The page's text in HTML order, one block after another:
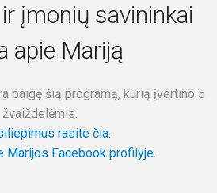
įmonių savininkai
apie Mariją
baigę šią programą, kurią įvertino 5
žvaiždelėmis.
rasite čia.
Marijos Facebook profilyje.